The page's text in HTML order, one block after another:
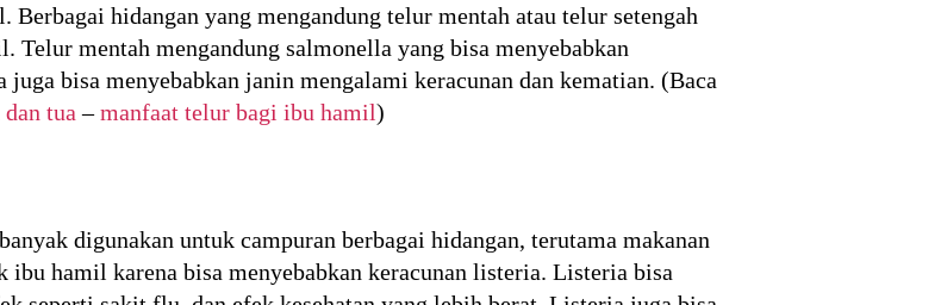
hidangan yang mengandung telur mentah atau telur setengah
mentah mengandung salmonella yang bisa menyebabkan
bisa menyebabkan janin mengalami keracunan dan kematian. (Baca
tua –manfaat telur bagi ibu hamil)
digunakan untuk campuran berbagai hidangan, terutama makanan
ibu hamil karena bisa menyebabkan keracunan listeria. Listeria bisa